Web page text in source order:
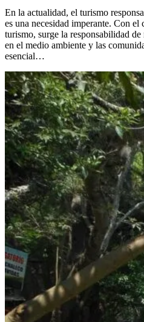
En la actualidad, el turismo
es una necesidad imperante. Con
turismo, surge la responsabilidad
en el medio ambiente y las
esencial…